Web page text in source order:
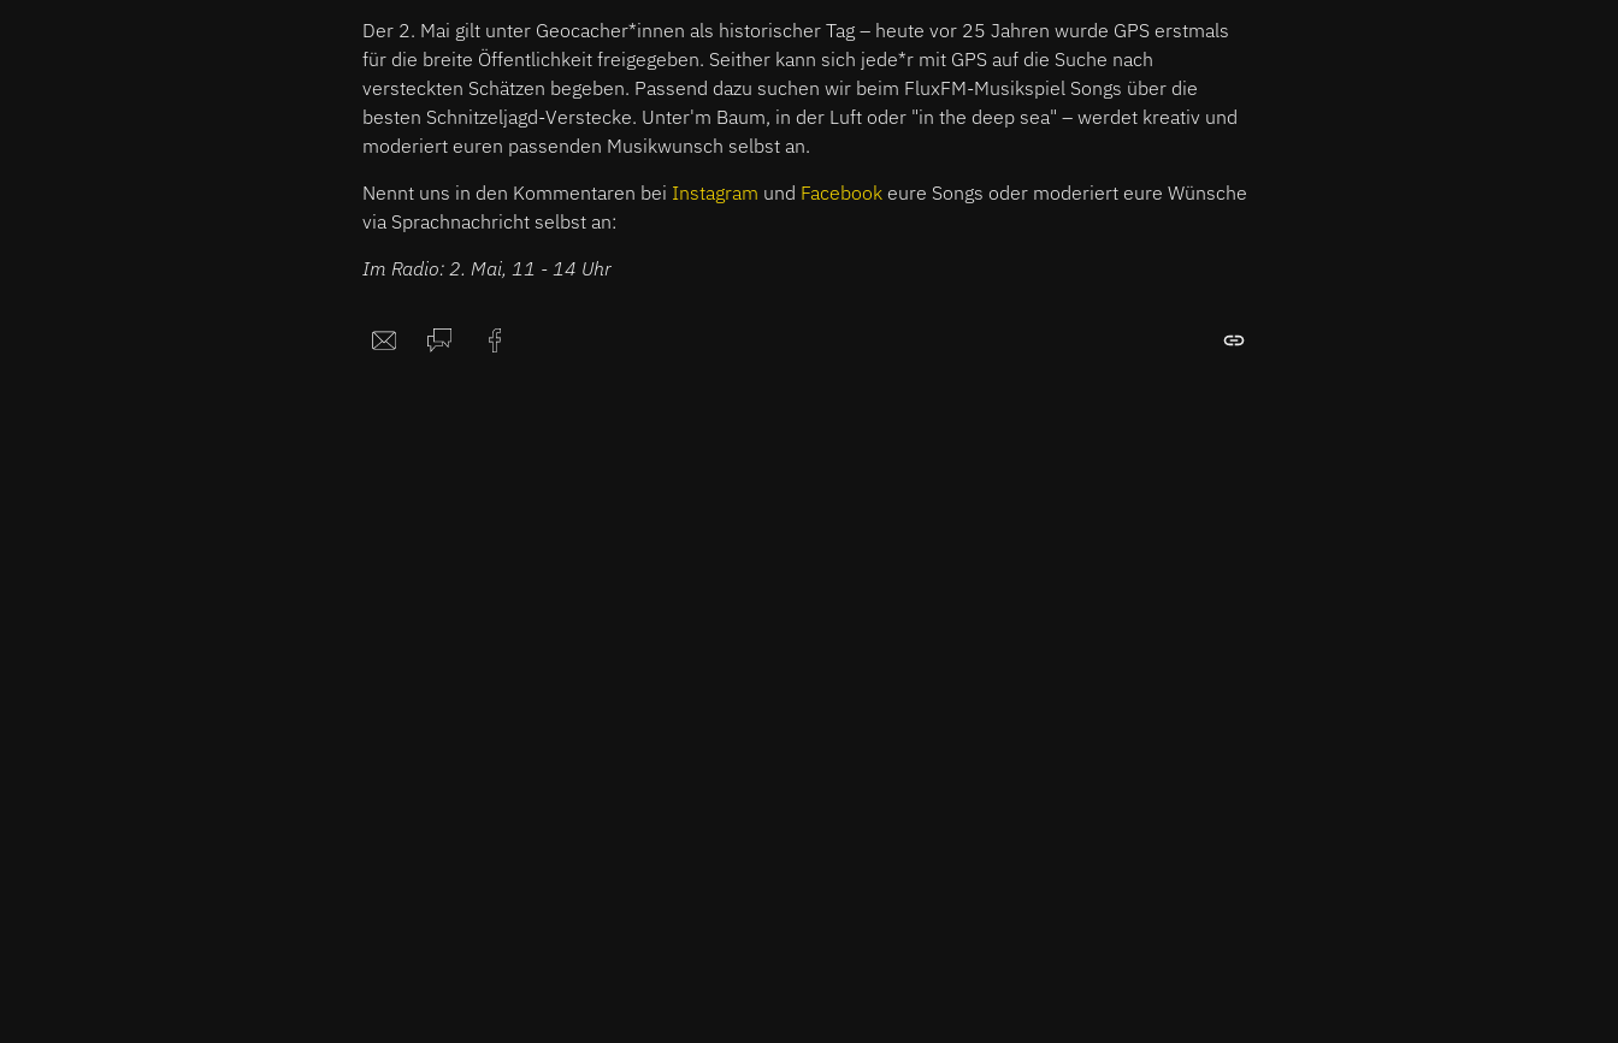
Der 2. Mai gilt unter Geocacher*innen als historischer Tag – heute vor 25 Jahren wurde GPS erstmals
für die breite Öffentlichkeit freigegeben. Seither kann sich jede*r mit GPS auf die Suche nach
versteckten Schätzen begeben. Passend dazu suchen wir beim FluxFM-Musikspiel Songs über die
besten Schnitzeljagd-Verstecke. Unter'm Baum, in der Luft oder "in the deep sea" – werdet kreativ und
moderiert euren passenden Musikwunsch selbst an.
Nennt uns in den Kommentaren bei Instagram und Facebook eure Songs oder moderiert eure Wünsche
via Sprachnachricht selbst an:
Im Radio: 2. Mai, 11 - 14 Uhr